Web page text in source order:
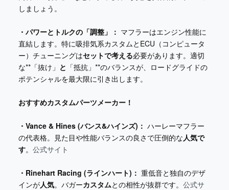
しましょう。
・パワーとトルクの「調整」： マフラーはエンジン性能に
直結します。特に吸排気系カスタムとECU（コンピュータ
ー）チューニングはセットで考える必要があります。適切
な**「抜け」 と 「抵抗」**のバランスが、ロードグライドの
ポテンシャルを最大限に引き出します。
おすすめカスタムパーツメーカー！
・Vance & Hines (バンス&ハインズ)： ハーレーマフラー
の代表格。見た目や性能バランスの良さで圧倒的な 人気で
す。 公式サイト
・Rinehart Racing (ラインハート)： 重低音と独自のデザ
インが人気。バガーカスタムとの相性が抜群です。 公式サ